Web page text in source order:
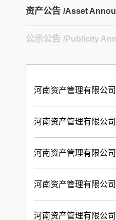
资产公告 /Asset
公示公告 /Publicity